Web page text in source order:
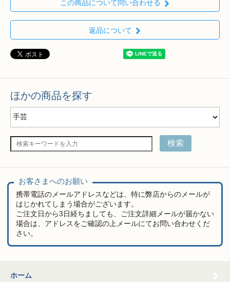
この商品について問い合わせる
返品について
ほかの商品を探す
検索
お客さまへのお願い
携帯電話のメールアドレスなどは、特に弊店からのメールが
はじかれてしまう場合がございます。
ご注文日から3日経ちましても、ご注文詳細メールが届かない
場合は、アドレスをご確認の上メールにてお問い合わせくだ
さい。
ホーム